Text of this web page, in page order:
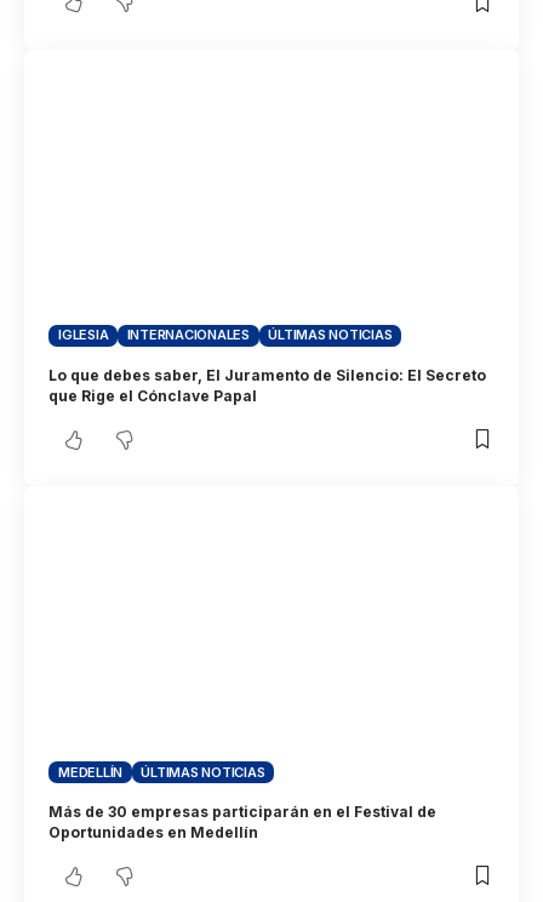
IGLESIA INTERNACIONALES ÚLTIMAS NOTICIAS
Lo que debes saber, El Juramento de Silencio: El Secreto
que Rige el Cónclave Papal
MEDELLÍN ÚLTIMAS NOTICIAS
Más de 30 empresas participarán en el Festival de
Oportunidades en Medellín